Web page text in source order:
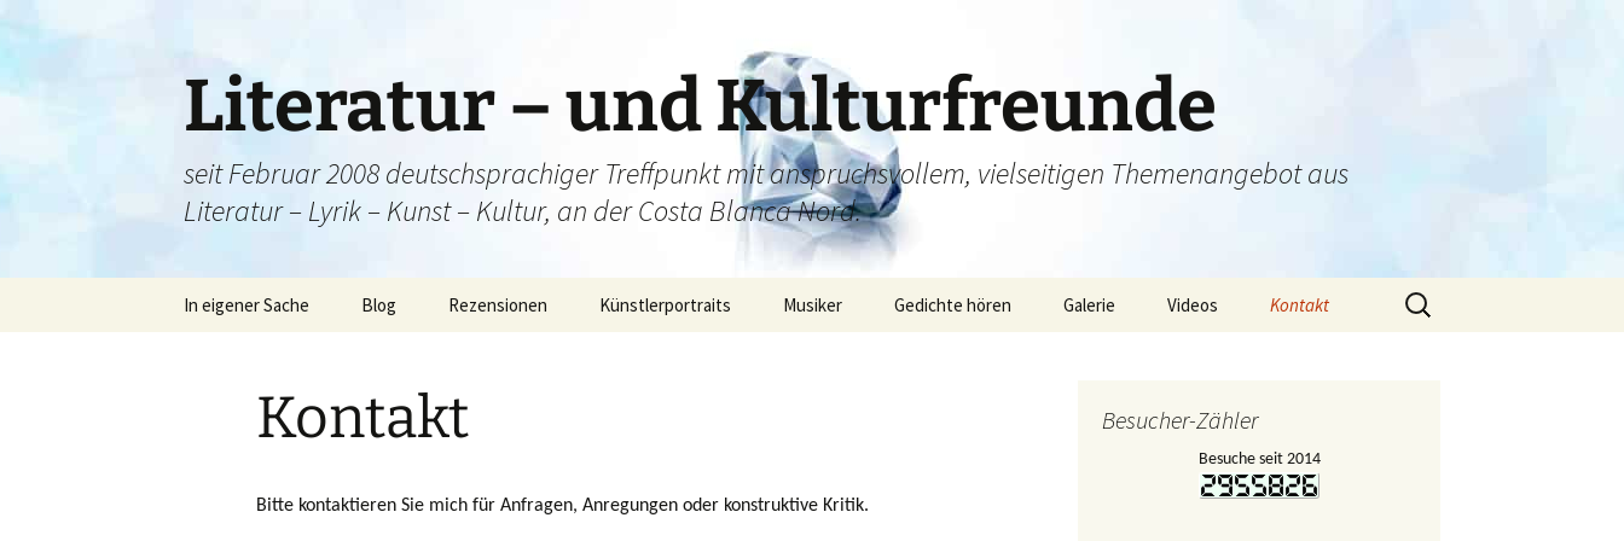
Literatur – und Kulturfreunde
seit Februar 2008 deutschsprachiger Treffpunkt mit anspruchsvollem, vielseitigen Themenangebot aus
Literatur – Lyrik – Kunst – Kultur, an der Costa Blanca Nord.
In eigener Sache
ÜBERBLICK und
kulturelle Bilanz
Blog Rezensionen
Einladungen – Archiv
Künstlerportraits Musiker Gedichte hören Galerie
Galerien – 2018
Videos Kontakt
Suchen
nach:
Kontakt
Bitte kontaktieren Sie mich für Anfragen, Anregungen oder konstruktive Kritik.
Besucher-Zähler
Besuche seit 2014